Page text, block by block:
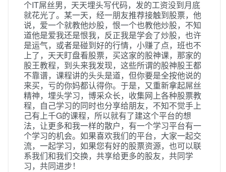
个IT屌丝男，天天埋头写代码，发的工资没到月底
就花光了。某一天，经一朋友推荐接触到股票，他
说，爱一个就教他炒股，恨一个也教他炒股，不知
道他是爱我还是恨我，反正我是学会了炒股，也许
是运气，或者是碰到好的行情，小赚了点，班也不
上了，天天盯盘看股票，买这家的股神课，那家的
股王教程，到头来我发现，这些所谓的股神股王都
不靠谱，课程讲的头头是道，但你要是全按他说的
来买，亏的你妈都认得你。于是，又重新拿起屌丝
精神，埋头学习，博采众长，收集网上各种股票教
程，自己学习的同时也分享给朋友，不知不觉手上
己有上千G的课程，所以就有了建这个平台的想
法，让更多和我一样的散户，有一个学习平台有一
个学习的机会。如果喜欢我们的平台，大家一起交
流，一起学习，如果您有好的股票资源，也可以联
系我们和我们交换，共享给更多的股友，共同学
习，共同进步！